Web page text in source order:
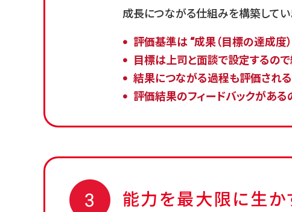
成長につながる仕組みを構築してい
評価基準は “成果（目標の達成度
目標は上司と面談で設定するの
結果につながる過程も評価され
評価結果のフィードバックがあ
能力を最大限に生か